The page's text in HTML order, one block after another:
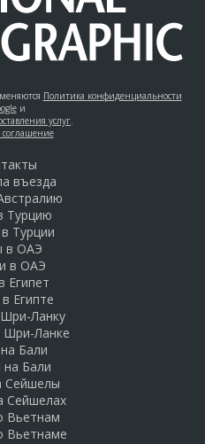
Политика конфиденциальности
и
услуг.
соглашение
въезда
Турцию
Турции
в ОАЭ
в ОАЭ
Египет
Египте
Ланку
Шри-Ланке
Бали
Бали
Сейшелы
Сейшелах
Вьетнам
Вьетнаме